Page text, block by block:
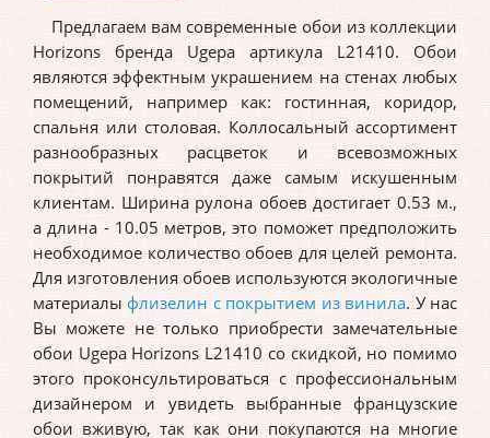
Предлагаем вам современные обои из коллекции
Horizons бренда Ugepa артикула L21410. Обои
являются эффектным украшением на стенах любых
помещений, например как: гостинная, коридор,
спальня или столовая. Коллосальный ассортимент
разнообразных расцветок и всевозможных
покрытий понравятся даже самым искушенным
клиентам. Ширина рулона обоев достигает 0.53 м.,
а длина - 10.05 метров, это поможет предположить
необходимое количество обоев для целей ремонта.
Для изготовления обоев используются экологичные
материалыфлизелин с покрытием из винила. У нас
Вы можете не только приобрести замечательные
обои Ugepa Horizons L21410 со скидкой, но помимо
этого проконсультироваться с профессиональным
дизайнером и увидеть выбранные французские
обои вживую, так как они покупаются на многие